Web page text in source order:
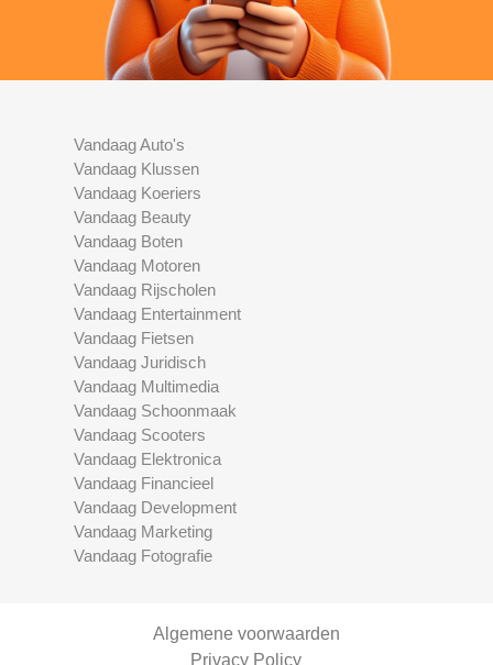
Vandaag Auto's
Vandaag Klussen
Vandaag Koeriers
Vandaag Beauty
Vandaag Boten
Vandaag Motoren
Vandaag Rijscholen
Vandaag Entertainment
Vandaag Fietsen
Vandaag Juridisch
Vandaag Multimedia
Vandaag Schoonmaak
Vandaag Scooters
Vandaag Elektronica
Vandaag Financieel
Vandaag Development
Vandaag Marketing
Vandaag Fotografie
Algemene voorwaarden
Privacy Policy